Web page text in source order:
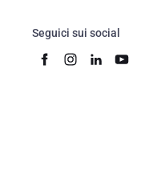
Seguici sui social